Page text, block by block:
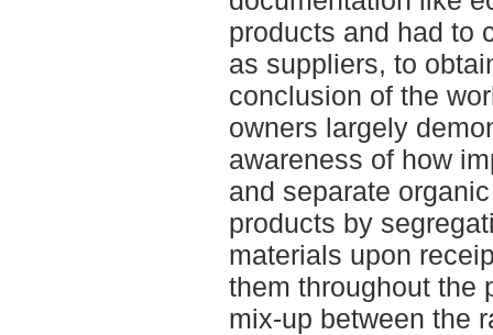
products and had to
as suppliers, to
conclusion of the
owners largely
awareness of how
and separate
products by
materials upon
them throughout the
mix-up between the